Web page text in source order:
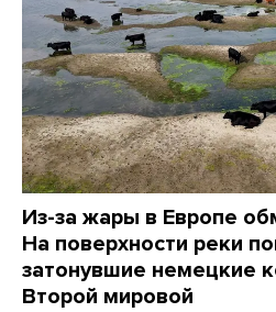
Из-за жары в Европе
На поверхности реки
затонувшие немецкие
Второй мировой